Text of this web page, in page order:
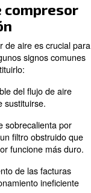
compresor de
entorno en el
sustituirse
o sucios,
frecuencia de
o
filtro más
sucios pueden
más